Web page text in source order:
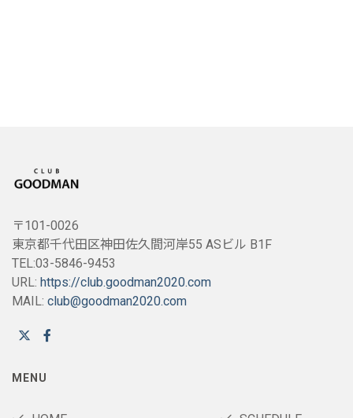
〒101-0026
東京都千代田区神田佐久間河岸55 ASビル B1F
TEL:03-5846-9453
URL: https://club.goodman2020.com
MAIL: club@goodman2020.com
MENU